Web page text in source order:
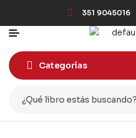
351 9045016
Categorías